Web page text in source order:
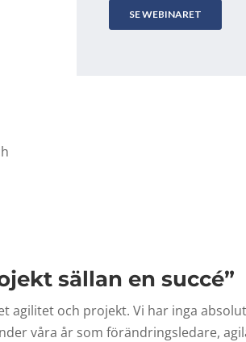
sällan en succé”
agilitet och projekt. Vi har inga
våra år som förändringsledare,